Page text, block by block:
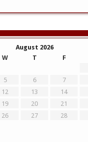
August 2026
W T F
5 6 7
12 13 14
19 20 21
26 27 28